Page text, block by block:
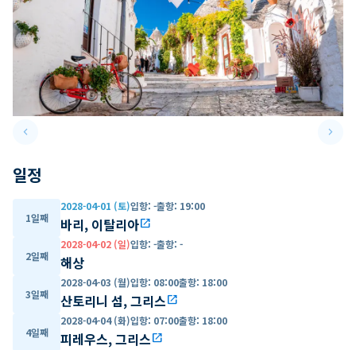
keyboard_arrow_leftPrevious slide keyboard_arrow_right
일정
1일째
2028-04-01 (토)입항: -출항: 19:00
바리, 이탈리아open_in_new
2일째
2028-04-02 (일)입항: -출항: -
해상
3일째
2028-04-03 (월)입항: 08:00출항: 18:00
산토리니 섬, 그리스open_in_new
4일째
2028-04-04 (화)입항: 07:00출항: 18:00
피레우스, 그리스open_in_new